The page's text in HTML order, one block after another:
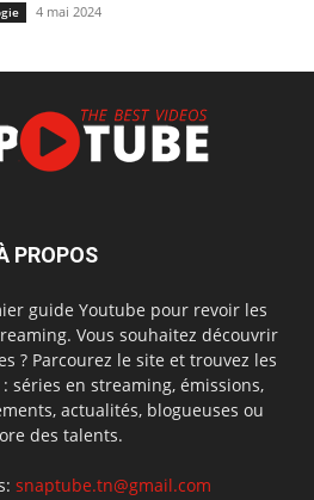
4 mai 2024
PROPOS
guide Youtube pour revoir les
Vous souhaitez découvrir
? Parcourez le site et trouvez les
séries en streaming, émissions,
actualités, blogueuses ou
des talents.
snaptube.tn@gmail.com